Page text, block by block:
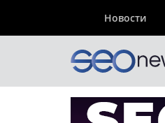
Новости